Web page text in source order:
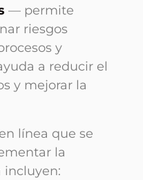
— permite
riesgos
y
a reducir el
y mejorar la
línea que se
la
incluyen: